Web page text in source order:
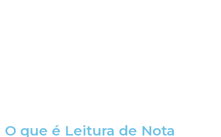
O que é Leitura de Nota